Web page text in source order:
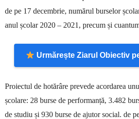
de pe 17 decembrie, numărul burselor
anul școlar 2020 – 2021, precum și
Urmărește Ziarul Obiectiv
Proiectul de hotărâre prevede acordarea
școlare: 28 burse de performanță, 3.482
de studiu și 930 burse de ajutor social. de